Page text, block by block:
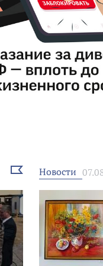
Выбрать
новость
Новости